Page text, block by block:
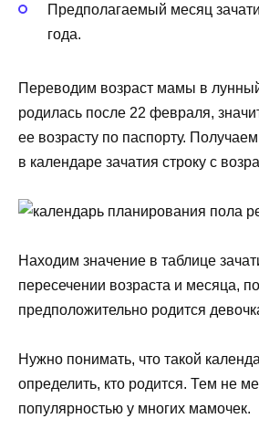
Предполагаемый месяц
года.
Переводим возраст мамы в
родилась после 22 февраля,
ее возрасту по паспорту.
в календаре зачатия строку с
Находим значение в таблице
пересечении возраста и месяца,
предположительно родится
Нужно понимать, что такой
определить, кто родится. Тем не
популярностью у многих мамочек.